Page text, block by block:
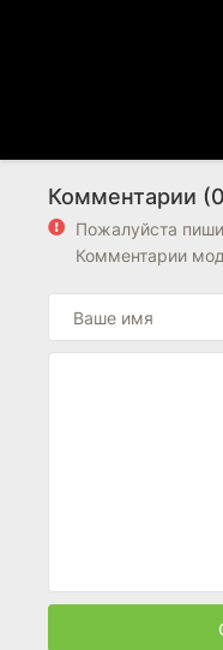
Комментарии
Пожалуйста
Комментарии